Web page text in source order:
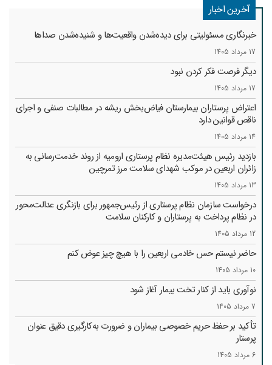
آخرین اخبار
خبرنگاری مسئولیتی برای دیده‌شدن واقعیت‌ها و شنیده‌شدن صداها
17 مرداد 1405
دیگر فرصت فکر کردن نبود
17 مرداد 1405
اعتراض پرستاران بیمارستان فیاض‌بخش ریشه در مطالبات صنفی و اجرای
ناقص قوانین دارد
14 مرداد 1405
بازدید رئیس هیئت‌مدیره نظام پرستاری ارومیه از روند خدمت‌رسانی به
زائران اربعین در موکب شهدای سلامت مرز تمرچین
13 مرداد 1405
درخواست سازمان نظام پرستاری از رئیس‌جمهور برای بازنگری عدالت‌محور
در نظام پرداخت به پرستاران و کارکنان سلامت
12 مرداد 1405
حاضر نیستم حس خادمی اربعین را با هیچ چیز عوض کنم
10 مرداد 1405
نوآوری باید از کنار تخت بیمار آغاز شود
7 مرداد 1405
تأکید بر حفظ حریم خصوصی بیماران و ضرورت به‌کارگیری دقیق عنوان
پرستار
6 مرداد 1405